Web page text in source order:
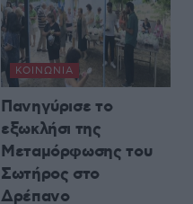
ΚΟΙΝΩΝΊΑ
Πανηγύρισε το
εξωκλήσι της
Μεταμόρφωσης του
Σωτήρος στο
Δρέπανο